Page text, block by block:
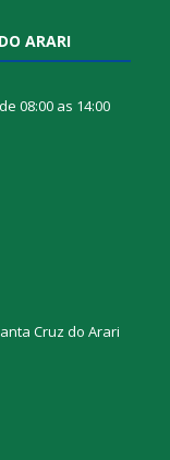
ARARI
08:00 as 14:00
Cruz do Arari